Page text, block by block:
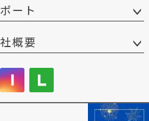
ート
概要